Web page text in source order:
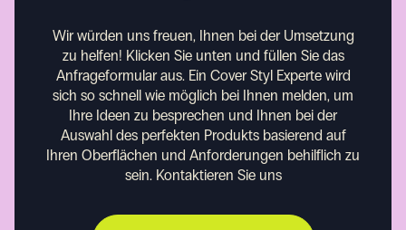
Wir würden uns freuen, Ihnen bei der Umsetzung
zu helfen! Klicken Sie unten und füllen Sie das
Anfrageformular aus. Ein Cover Styl Experte wird
sich so schnell wie möglich bei Ihnen melden, um
Ihre Ideen zu besprechen und Ihnen bei der
Auswahl des perfekten Produkts basierend auf
Ihren Oberflächen und Anforderungen behilflich zu
sein. Kontaktieren Sie uns